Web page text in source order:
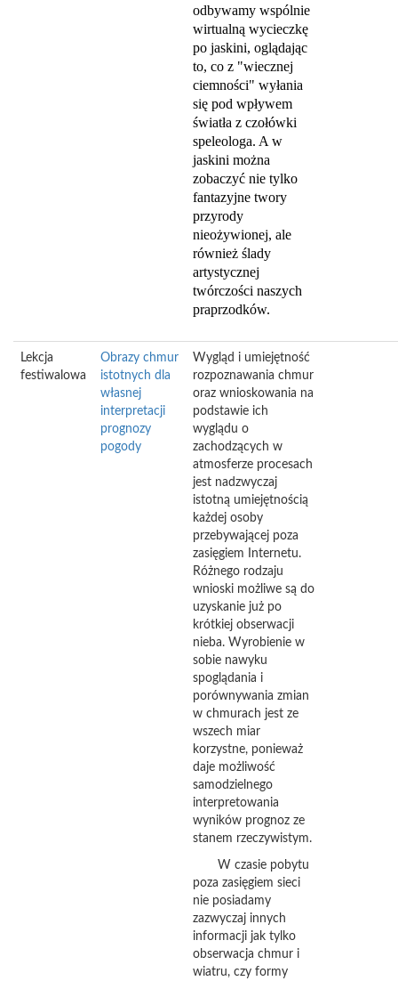
odbywamy wspólnie
wirtualną wycieczkę
po jaskini, oglądając
to, co z "wiecznej
ciemności" wyłania
się pod wpływem
światła z czołówki
speleologa. A w
jaskini można
zobaczyć nie tylko
fantazyjne twory
przyrody
nieożywionej, ale
również ślady
artystycznej
twórczości naszych
praprzodków.
Lekcja
festiwalowa
Obrazy chmur
istotnych dla
własnej
interpretacji
prognozy
pogody
Wygląd i umiejętność
rozpoznawania chmur
oraz wnioskowania na
podstawie ich
wyglądu o
zachodzących w
atmosferze procesach
jest nadzwyczaj
istotną umiejętnością
każdej osoby
przebywającej poza
zasięgiem Internetu.
Różnego rodzaju
wnioski możliwe są do
uzyskanie już po
krótkiej obserwacji
nieba. Wyrobienie w
sobie nawyku
spoglądania i
porównywania zmian
w chmurach jest ze
wszech miar
korzystne, ponieważ
daje możliwość
samodzielnego
interpretowania
wyników prognoz ze
stanem rzeczywistym.
W czasie pobytu
poza zasięgiem sieci
nie posiadamy
zazwyczaj innych
informacji jak tylko
obserwacja chmur i
wiatru, czy formy